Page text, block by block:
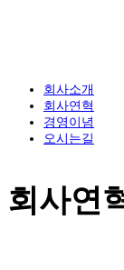
회사소개
회사연혁
경영이념
오시는길
회사연